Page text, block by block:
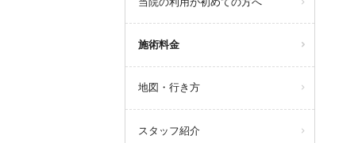
施術料金
地図・行き方
スタッフ紹介